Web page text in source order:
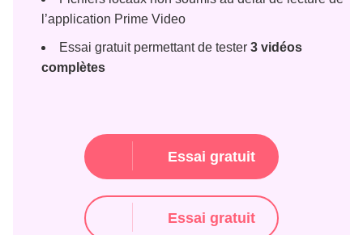
l’application Prime Video
Essai gratuit permettant de tester 3 vidéos
complètes
Essai gratuit
Essai gratuit